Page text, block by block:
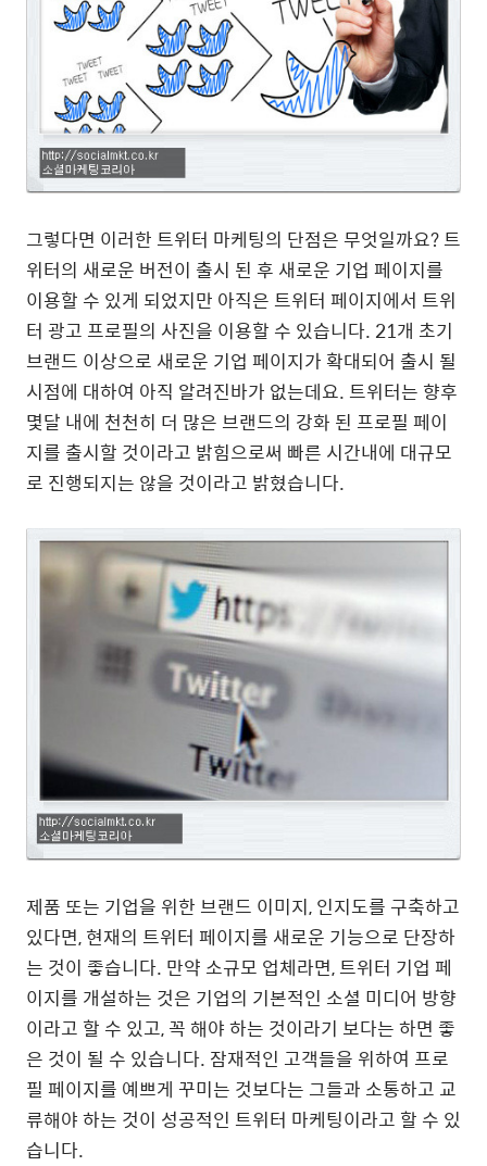
그렇다면 이러한 트위터 마케팅의 단점은 무엇일까요? 트
위터의 새로운 버전이 출시 된 후 새로운 기업 페이지를
이용할 수 있게 되었지만 아직은 트위터 페이지에서 트위
터 광고 프로필의 사진을 이용할 수 있습니다. 21개 초기
브랜드 이상으로 새로운 기업 페이지가 확대되어 출시 될
시점에 대하여 아직 알려진바가 없는데요. 트위터는 향후
몇달 내에 천천히 더 많은 브랜드의 강화 된 프로필 페이
지를 출시할 것이라고 밝힘으로써 빠른 시간내에 대규모
로 진행되지는 않을 것이라고 밝혔습니다.
제품 또는 기업을 위한 브랜드 이미지, 인지도를 구축하고
있다면, 현재의 트위터 페이지를 새로운 기능으로 단장하
는 것이 좋습니다. 만약 소규모 업체라면, 트위터 기업 페
이지를 개설하는 것은 기업의 기본적인 소셜 미디어 방향
이라고 할 수 있고, 꼭 해야 하는 것이라기 보다는 하면 좋
은 것이 될 수 있습니다. 잠재적인 고객들을 위하여 프로
필 페이지를 예쁘게 꾸미는 것보다는 그들과 소통하고 교
류해야 하는 것이 성공적인 트위터 마케팅이라고 할 수 있
습니다.